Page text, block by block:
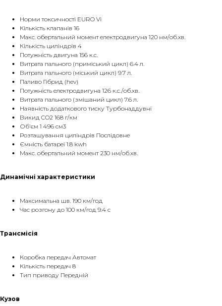
Норми токсичностi EURO Vi
Кількість клапанів 16
Макс. обертальний момент електродвигуна 120 нм/об.хв.
Кількість циліндрів 4
Потужність двигуна 156 к.с.
Витрата пального (приміський цикл) 6.4 л.
Витрата пального (міський цикл) 9.7 л.
Паливо Гібрид (hev)
Потужність електродвигуна 126 к.с./об.хв.
Витрата пального (змішаний цикл) 7.6 л.
Наявність додаткового тиску Турбонаддувні
Викид CO2 168 г/км
Об'єм 1 496 см3
Розташування циліндрів Послідовне
Ємність батареї 1.8 kwh
Макс. обертальний момент 230 нм/об.хв.
Динамічні характеристики
Максимальна шв. 190 км/год
Час розгону до 100 км/год 9.4 с
Трансмісія
Коробка передач Автомат
Кількість передач 8
Тип приводу Передній
Кузов